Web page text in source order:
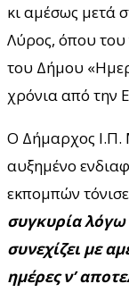
κι αμέσως μετά
Λύρος, όπου του
του Δήμου
χρόνια από την
Ο Δήμαρχος Ι.Π.
αυξημένο
εκπομπών
συγκυρία λόγω
συνεχίζει με
ημέρες ν’